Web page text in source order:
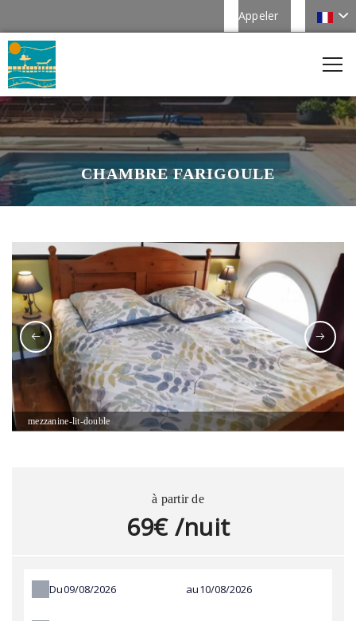
Appeler
CHAMBRE FARIGOULE
mezzanine-lit-double
à partir de
69€ /nuit
Du au